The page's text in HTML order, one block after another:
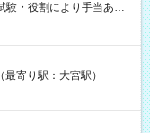
払い）オプションあ
ほどで給与の一部を受け
憩1時間） 時給1,300円
の役割により時給＋100
（休憩なし） 時給1,300
＋交通費 【試用期
寄り駅：大宮駅）